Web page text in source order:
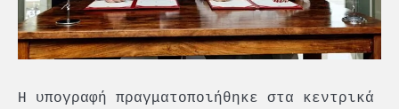
Η υπογραφή πραγματοποιήθηκε στα κεντρικά